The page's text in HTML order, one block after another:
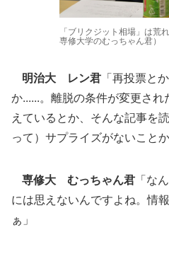
「ブリクジット相場」は荒
専修大学のむっちゃん君）
明治大 レン君 「再投票と
か......。離脱の条件が変更さ
えているとか、そんな記事を
って）サプライズがないことか
専修大 むっちゃん君 「な
には思えないんですよね。情
ぁ」